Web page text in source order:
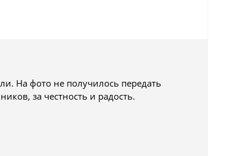
На фото не получилось передать
за честность и радость.